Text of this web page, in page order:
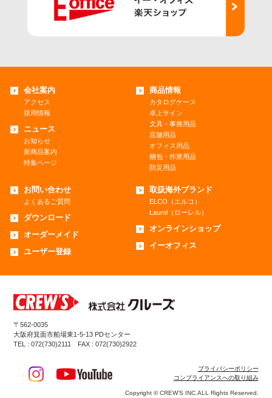
会社案内
アクセス
採用情報
ニュース
お知らせ
新商品案内
特集ページ
商品情報
カタログケース
卓上サイン
文具・事務用品
店舗用品
オフィス用品
梱包・作業用品
防災用品
お問い合わせ
よくあるご質問
ダウンロード
オーダーメイド
ユーザー登録
取扱海外ブランド
ELCO（エルコ）
Laurel（ローレル）
オンラインショップ
イーオフィス
〒562-0035
大阪府箕面市船場東1-5-13 PDセンター
TEL : 072(730)2111 FAX : 072(730)2922
プライバシーポリシー
コンプライアンスへの取り組み
Copyright © CREW’S INC.ALL Rights Reserved.